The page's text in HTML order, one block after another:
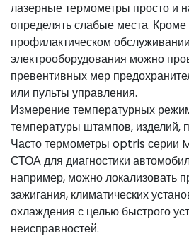
лазерные термометры просто и
определять слабые места. Кроме
профилактическом обслуживании
электрооборудования можно
превентивных мер
или пульты управления.
Измерение температурных
температуры штампов, изделий,
Часто термометры optris серии
СТОА для диагностики
например, можно локализовать
зажигания, климатических
охлаждения с целью быстрого
неисправностей.